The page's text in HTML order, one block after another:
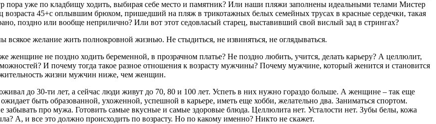
уже по кладбищу ходить, выбирая себе место и памятник? Или наши пляжи заполнены идеальными телами Мистер
45+с оплывшим брюхом, пришедший на пляж в трикотажных белых семейных трусах в красные сердечки, такая
поздно или вообще неприлично? Или вот этот седовласый старец, выставивший свой вислый зад в стрингах?
желание жить полнокровной жизнью. Не стыдиться, не извиняться, не оглядываться.
женщине не поздно ходить беременной, в прозрачном платье? Не поздно любить, учится, делать карьеру? А целлюлит,
И почему тогда такое разное отношения к возрасту мужчины? Почему мужчине, который женится и становится
жизни мужчин ниже, чем женщин.
до 30-ти лет, а сейчас люди живут до 70, 80 и 100 лет. Успеть в них нужно гораздо больше. А женщине – так еще
быть образованной, ухоженной, успешной в карьере, иметь еще хобби, желательно два. Заниматься спортом.
забывать про мужа. Готовить самые вкусные и самые здоровые блюда. Целлюлита нет. Усталости нет. Зубы белы, кожа
А, и все это должно происходить по возрасту. Но по какому именно? Никто не скажет.